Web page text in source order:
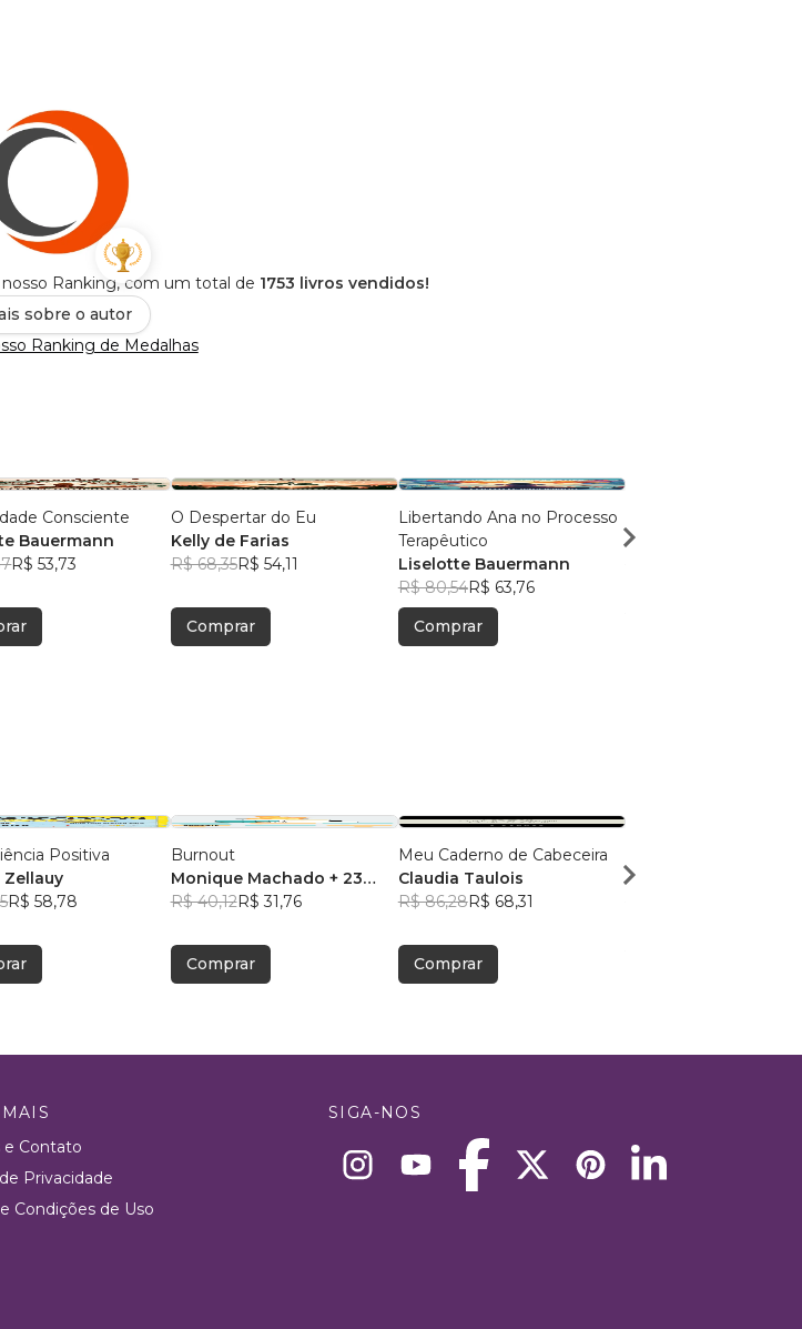
Ranking, com um total de 1753 livros vendidos!
sobre o autor
Ranking de Medalhas
Consciente
Bauermann
R$ 53,73
O Despertar do Eu
Kelly de Farias
R$ 68,35R$ 54,11
Comprar
Libertando Ana no Processo
Terapêutico
Liselotte Bauermann
R$ 80,54R$ 63,76
Comprar
Pamela Stumpf
Positiva
Zellauy
R$ 58,78
Burnout
Monique Machado + 23
autores
R$ 40,12R$ 31,76
Comprar
Meu Caderno de Cabeceira
Claudia Taulois
R$ 86,28R$ 68,31
Comprar
Carol Milters
e Contato
Privacidade
Condições de Uso
SIGA-NOS